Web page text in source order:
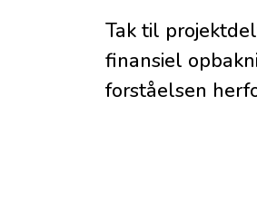
Tak til
finansiel
forståelsen